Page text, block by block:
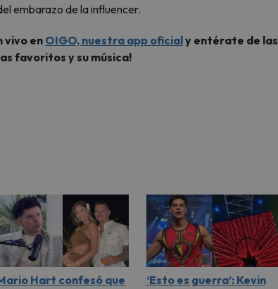
embarazo de la influencer.
vivo en OIGO, nuestra app oficialy entérate de las
favoritos y su música!
Hart confesó que
‘Esto es guerra’: Kevin